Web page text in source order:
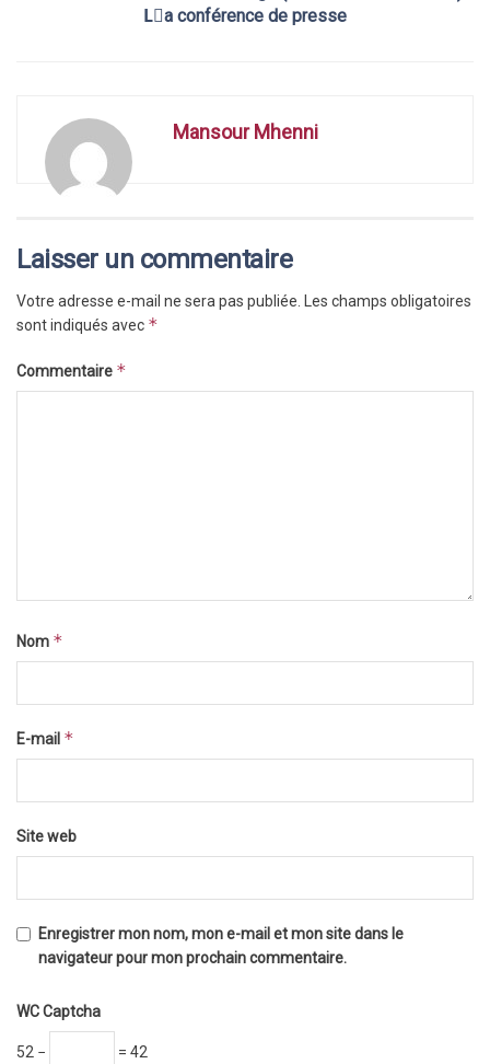
Lِa conférence de presse
Mansour Mhenni
Laisser un commentaire
Votre adresse e-mail ne sera pas publiée.
Les champs obligatoires
sont indiqués avec *
Commentaire *
Nom *
E-mail *
Site web
Enregistrer mon nom, mon e-mail et mon site dans le
navigateur pour mon prochain commentaire.
WC Captcha
52 − = 42